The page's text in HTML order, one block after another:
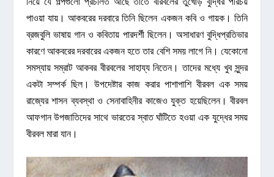
পাওয়া যায়। আকবরের দরবারে তিনি ছিলেন একজন কবি ও গায়ক। তিনি
ব্রজবুলি ভাষায় গান ও কবিতায় পারদর্শী ছিলেন। অসাধারণ বুদ্ধিপ্রতিভার
কারণে আকবরের দরবারের একজন হতে তার বেশি সময় লাগে নি। যেকোনো
সমস্যায় সম্রাট আকবর বীরবলের সাহায্য নিতেন। তাদের মধ্যে খুব সুন্দর
একটা সম্পর্ক ছিল। উপদেষ্টার কাজ করার পাশাপাশি বীরবল এক সময়
রাজ্যের শাসন ব্যবস্থা ও সেনাবাহিনীর কাজেও যুক্ত হয়েছিলেন। বীরবল
আফগান উপজাতিদের সাথে ভারতের স্বাত ঘাঁটিতে হওয়া এক যুদ্ধের সময়
বীরবল মারা যান।